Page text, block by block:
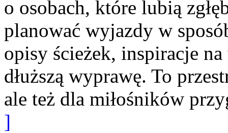
o osobach, które lubią
planować wyjazdy w
opisy ścieżek, inspiracje
dłuższą wyprawę. To
ale też dla miłośników
]